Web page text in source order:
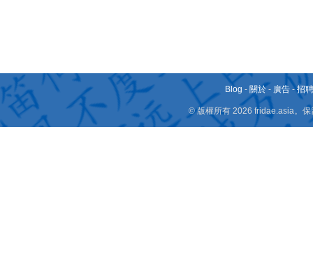
Blog - 關於 - 廣告 -招
© 版權所有 2026 fridae.asia。